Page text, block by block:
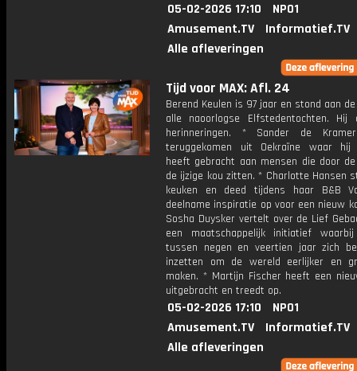
05-02-2026 17:10
NPO1
Amusement.TV
Informatief.TV
Alle afleveringen
Tijd voor MAX: Afl. 24
Berend Keulen is 97 jaar en stond aan
alle naoorlogse Elfstedentochten. Hij
herinneringen. * Sander de
teruggekomen uit Oekraïne waar hij
heeft gebracht aan mensen die door
de ijzige kou zitten. * Charlotte Hansen
keuken en deed tijdens haar B&B
deelname inspiratie op voor een nieuw
Sosha Duysker vertelt over de Lief
een maatschappelijk initiatief waarbij
tussen negen en veertien jaar zich
inzetten om de wereld eerlijker en
maken. * Martijn Fischer heeft een
uitgebracht en treedt op.
05-02-2026 17:10
NPO1
Amusement.TV
Informatief.TV
Alle afleveringen